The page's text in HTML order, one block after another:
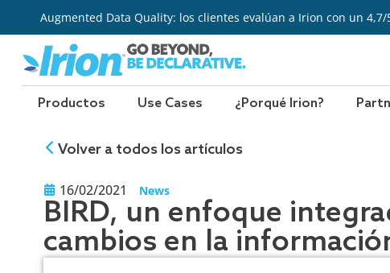
contenido
Augmented Data Quality: los clientes evalúan a Irion con un 4,7/
Productos Use Cases ¿Porqué Irion?
Volver a todos los artículos
16/02/2021 News
BIRD, un enfoque
cambios en la